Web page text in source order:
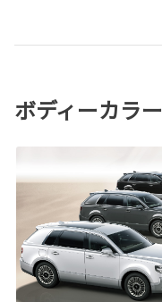
ボディーカラー